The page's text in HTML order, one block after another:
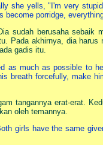
she yells, "I'm very
become porridge,
sudah berusaha sebaik
Pada akhirnya, dia
gadis itu.
as much as possible to
breath forcefully, make
tangannya erat-erat.
oleh temannya.
girls have the same